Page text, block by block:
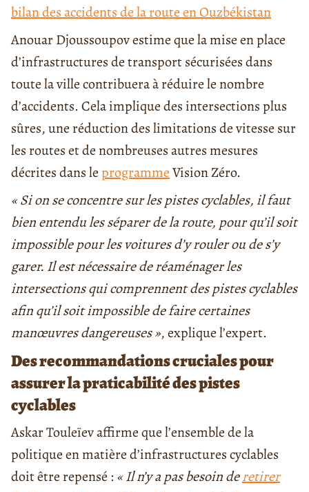
bilan des accidents de la route en Ouzbékistan
Anouar Djoussoupov estime que la mise en place
d’infrastructures de transport sécurisées dans
toute la ville contribuera à réduire le nombre
d’accidents. Cela implique des intersections plus
sûres, une réduction des limitations de vitesse sur
les routes et de nombreuses autres mesures
décrites dans leprogrammeVision Zéro.
« Si on se concentre sur les pistes cyclables, il faut
bien entendu les séparer de la route, pour qu’il soit
impossible pour les voitures d’y rouler ou de s’y
garer. Il est nécessaire de réaménager les
intersections qui comprennent des pistes cyclables
afin qu’il soit impossible de faire certaines
manœuvres dangereuses », explique l’expert.
Des recommandations cruciales pour
assurer la praticabilité des pistes
cyclables
Askar Touleïev affirme que l’ensemble de la
politique en matière d’infrastructures cyclables
doit être repensé : « Il n’y a pas besoin deretirer